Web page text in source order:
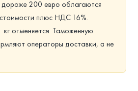
дороже 200 евро облагаются
плюс НДС 16%.
отменяется. Таможенную
операторы доставки, а не